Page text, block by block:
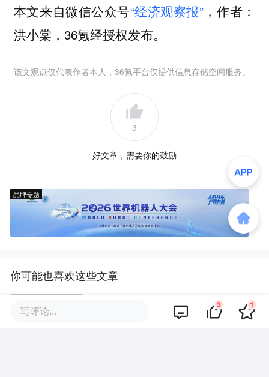
本文来自微信公众号“经济观察报”，作者：
洪小棠，36氪经授权发布。
该文观点仅代表作者本人，36氪平台仅提供信息存储空间服务。
3
好文章，需要你的鼓励
品牌专题
你可能也喜欢这些文章
不要让共管基金变成盲盒
写评论... 3 1